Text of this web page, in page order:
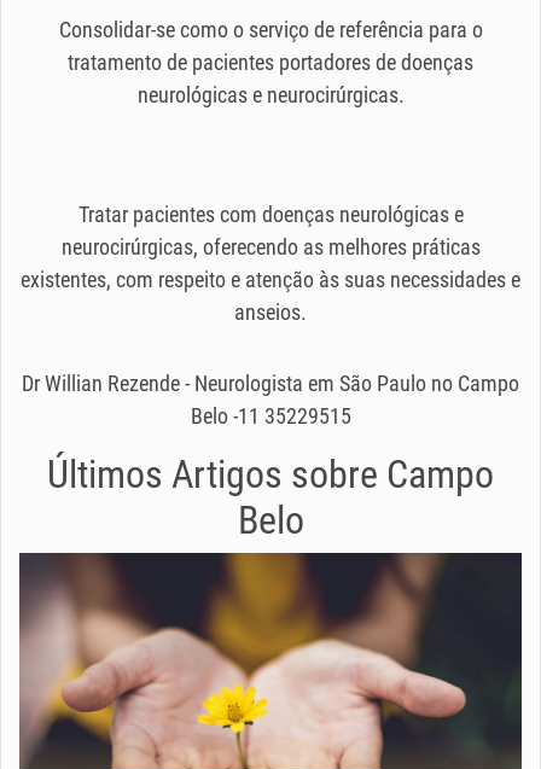
Consolidar-se como o serviço de referência para o
tratamento de pacientes portadores de doenças
neurológicas e neurocirúrgicas.
Tratar pacientes com doenças neurológicas e
neurocirúrgicas, oferecendo as melhores práticas
existentes, com respeito e atenção às suas necessidades e
anseios.
Dr Willian Rezende - Neurologista em São Paulo no Campo
Belo -11 35229515
Últimos Artigos sobre Campo
Belo